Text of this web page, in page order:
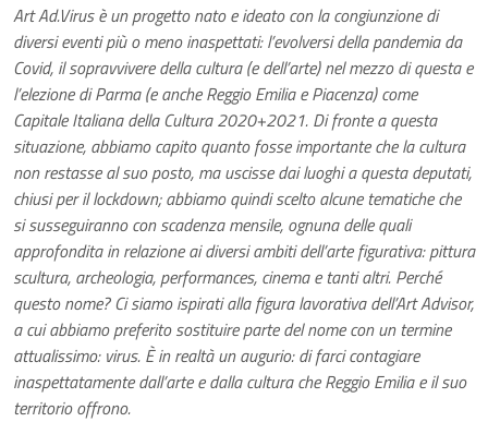
Art Ad.Virus è un progetto nato e ideato con la congiunzione di
diversi eventi più o meno inaspettati: l’evolversi della pandemia da
Covid, il sopravvivere della cultura (e dell’arte) nel mezzo di questa e
l’elezione di Parma (e anche Reggio Emilia e Piacenza) come
Capitale Italiana della Cultura 2020+2021. Di fronte a questa
situazione, abbiamo capito quanto fosse importante che la cultura
non restasse al suo posto, ma uscisse dai luoghi a questa deputati,
chiusi per il lockdown; abbiamo quindi scelto alcune tematiche che
si susseguiranno con scadenza mensile, ognuna delle quali
approfondita in relazione ai diversi ambiti dell’arte figurativa: pittura
scultura, archeologia, performances, cinema e tanti altri. Perché
questo nome? Ci siamo ispirati alla figura lavorativa dell’Art Advisor,
a cui abbiamo preferito sostituire parte del nome con un termine
attualissimo: virus. È in realtà un augurio: di farci contagiare
inaspettatamente dall’arte e dalla cultura che Reggio Emilia e il suo
territorio offrono.